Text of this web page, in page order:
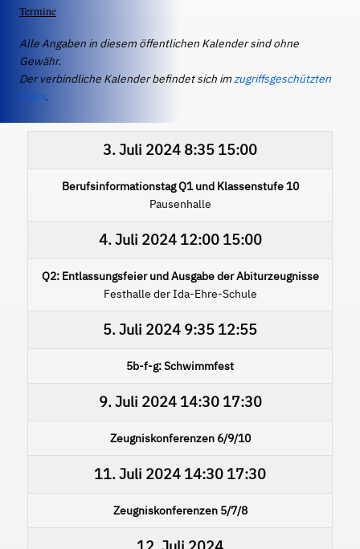
Termine
Alle Angaben in diesem öffentlichen Kalender sind ohne
Gewähr.
Der verbindliche Kalender befindet sich imzugriffsgeschützten
IServ.
3. Juli 2024 8:35 15:00
Berufsinformationstag Q1 und Klassenstufe 10
Pausenhalle
4. Juli 202412:00 15:00
Q2: Entlassungsfeier und Ausgabe der Abiturzeugnisse
Festhalle der Ida-Ehre-Schule
5. Juli 2024 9:35 12:55
5b-f-g: Schwimmfest
9. Juli 202414:30 17:30
Zeugniskonferenzen 6/9/10
11. Juli 2024 14:30 17:30
Zeugniskonferenzen 5/7/8